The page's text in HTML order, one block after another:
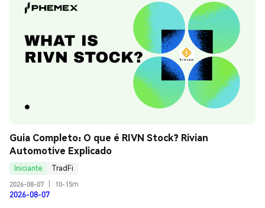
Guia Completo: O que é RIVN Stock? Rivian
Automotive Explicado
Iniciante
TradFi
2026-08-07
10-15m
2026-08-07